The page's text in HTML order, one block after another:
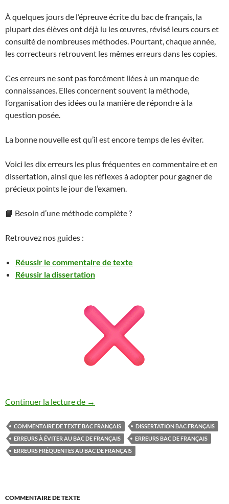
À quelques jours de l’épreuve écrite du bac de français, la
plupart des élèves ont déjà lu les œuvres, révisé leurs cours et
consulté de nombreuses méthodes. Pourtant, chaque année,
les correcteurs retrouvent les mêmes erreurs dans les copies.
Ces erreurs ne sont pas forcément liées à un manque de
connaissances. Elles concernent souvent la méthode,
l’organisation des idées ou la manière de répondre à la
question posée.
La bonne nouvelle est qu’il est encore temps de les éviter.
Voici les dix erreurs les plus fréquentes en commentaire et en
dissertation, ainsi que les réflexes à adopter pour gagner de
précieux points le jour de l’examen.
📘 Besoin d’une méthode complète ?
Retrouvez nos guides :
Réussir le commentaire de texte
Réussir la dissertation
Continuer la lecture de Bac de français : les 10 erreurs qui font
→
COMMENTAIRE DE TEXTE BAC FRANÇAIS
DISSERTATION BAC FRANÇAIS
ERREURS À ÉVITER AU BAC DE FRANÇAIS
ERREURS BAC DE FRANÇAIS
ERREURS FRÉQUENTES AU BAC DE FRANÇAIS
COMMENTAIRE DE TEXTE